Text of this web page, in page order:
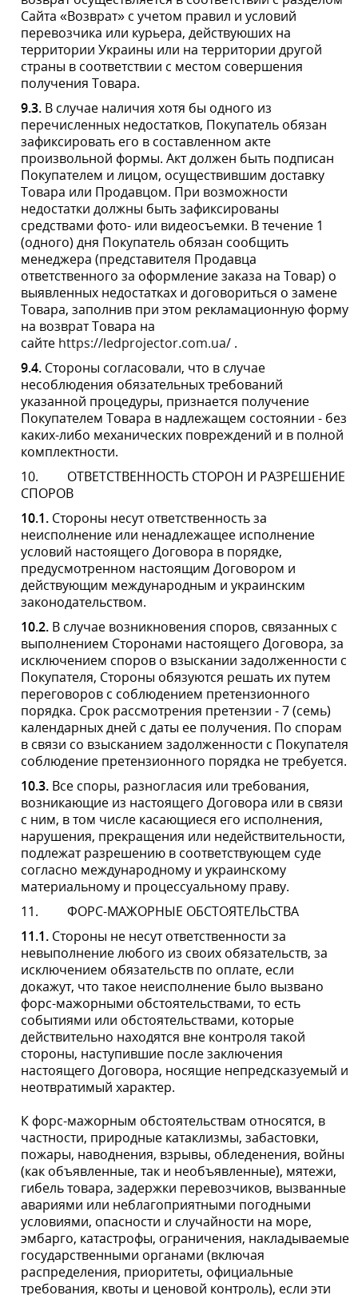
9.4.Стороны согласовали, что в случае несоблюдения
обязательных требований указанной процедуры,
признается получение Покупателем Товара в
надлежащем состоянии - без каких-либо механических
повреждений и в полной комплектности.
10.
ОТВЕТСТВЕННОСТЬ СТОРОН И
РАЗРЕШЕНИЕ СПОРОВ
10.1.Стороны несут ответственность за неисполнение
или ненадлежащее исполнение условий настоящего
Договора в порядке, предусмотренном настоящим
Договором и действующим международным и
украинским законодательством.
10.2.В случае возникновения споров, связанных с
выполнением Сторонами настоящего Договора, за
исключением споров о взыскании задолженности с
Покупателя, Стороны обязуются решать их путем
переговоров с соблюдением претензионного порядка.
Срок рассмотрения претензии - 7 (семь) календарных
дней с даты ее получения. По спорам в связи со
претензионного порядка не требуется.
10.3.Все споры, разногласия или требования,
возникающие из настоящего Договора или в связи с
ним, в том числе касающиеся его исполнения,
нарушения, прекращения или недействительности,
согласно международному и украинскому
материальному и процессуальному праву.
11.
ФОРС-МАЖОРНЫЕ ОБСТОЯТЕЛЬСТВА
11.1.Стороны не несут ответственности за
невыполнение любого из своих обязательств, за
исключением обязательств по оплате, если докажут,
что такое неисполнение было вызвано форс-
обстоятельствами, которые действительно находятся
вне контроля такой стороны, наступившие после
заключения настоящего Договора, носящие
непредсказуемый и неотвратимый характер.
К форс-мажорным обстоятельствам относятся, в
частности, природные катаклизмы, забастовки,
пожары, наводнения, взрывы, обледенения, войны
(как объявленные, так и необъявленные), мятежи,
гибель товара, задержки перевозчиков, вызванные
авариями или неблагоприятными погодными
условиями, опасности и случайности на море,
эмбарго, катастрофы, ограничения, накладываемые
государственными органами (включая распределения,
приоритеты, официальные требования, квоты и
ценовой контроль), если эти обстоятельства
непосредственно повлияли на исполнение
настоящего Договора.
11.2. Сторона, для которой стало невозможным
выполнение обязательств по настоящему Договору
из-за наступления форс-мажорных обстоятельств,
должна немедленно информировать другую Сторону в
письменном виде о возникновении вышеуказанных
обстоятельств, а также в течение 30 (тридцати)
календарных дней предоставить другой Стороне
подтверждение форс-мажорных обстоятельств. Таким
подтверждением будет справка, сертификат или
другой соответствующий документ, выданный
уполномоченным государственным органом,
расположенным по месту возникновения форс-
мажорных обстоятельств.
11.3.Время, которое требуется Сторонам для
выполнения своих обязательств по настоящему
Договору, будет продлено на любой срок, в течение
которого было отложено исполнение из-за
перечисленных обстоятельств.
11.4.Если из-за действия обстоятельств
непреодолимой силы неисполнение обязательств по